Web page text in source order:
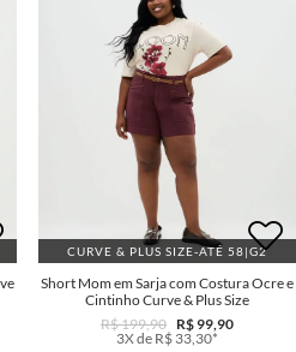
CURVE & PLUS SIZE-ATÉ 58|G2
Short Mom em Sarja com Costura Ocre e
Cintinho Curve & Plus Size
R$ 199,90
R$ 99,90
3X de R$ 33,30*